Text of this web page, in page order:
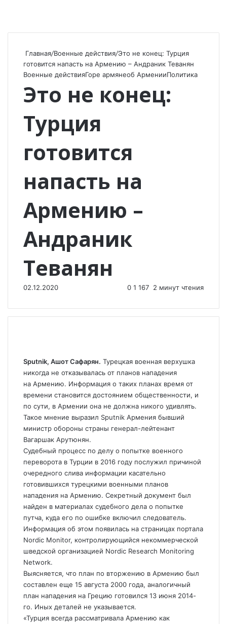
Главная/Военные действия/Это не конец: Турция
готовится напасть на Армению – Андраник Теванян
Военные действияГоре армянеоб АрменииПолитика
Это не конец:
Турция
готовится
напасть на
Армению –
Андраник
Теванян
02.12.2020 0 1 167 2 минут чтения
Sputnik, Ашот Сафарян. Турецкая военная верхушка
никогда не отказывалась от планов нападения
на Армению. Информация о таких планах время от
времени становится достоянием общественности, и
по сути, в Армении она не должна никого удивлять.
Такое мнение выразил Sputnik Армения бывший
министр обороны страны генерал-лейтенант
Вагаршак Арутюнян.
Судебный процесс по делу о попытке военного
переворота в Турции в 2016 году послужил причиной
очередного слива информации касательно
готовившихся турецкими военными планов
нападения на Армению. Секретный документ был
найден в материалах судебного дела о попытке
путча, куда его по ошибке включил следователь.
Информация об этом появилась на страницах портала
Nordic Monitor, контролирующийся некоммерческой
шведской организацией Nordic Research Monitoring
Network.
Выясняется, что план по вторжению в Армению был
составлен еще 15 августа 2000 года, аналогичный
план нападения на Грецию готовился 13 июня 2014-
го. Иных деталей не указывается.
«Турция всегда рассматривала Армению как